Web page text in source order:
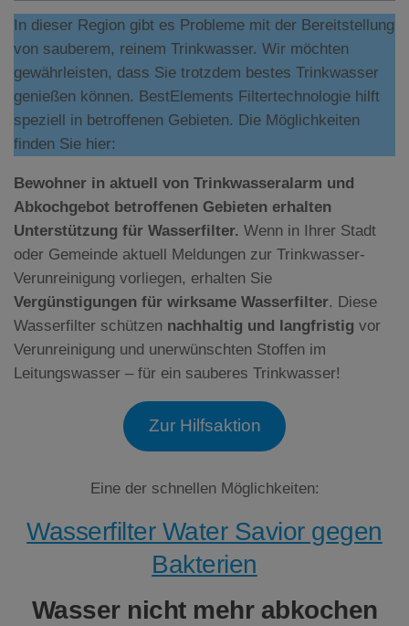
In dieser Region gibt es Probleme mit der Bereitstellung
von sauberem, reinem Trinkwasser. Wir möchten
gewährleisten, dass Sie trotzdem bestes Trinkwasser
genießen können. BestElements Filtertechnologie hilft
speziell in betroffenen Gebieten. Die Möglichkeiten
finden Sie hier:
Bewohner in aktuell von Trinkwasseralarm und
Abkochgebot betroffenen Gebieten erhalten
Unterstützung für Wasserfilter. Wenn in Ihrer Stadt
oder Gemeinde aktuell Meldungen zur Trinkwasser-
Verunreinigung vorliegen, erhalten Sie
Vergünstigungen für wirksame Wasserfilter. Diese
Wasserfilter schützen nachhaltig und langfristig vor
Verunreinigung und unerwünschten Stoffen im
Leitungswasser – für ein sauberes Trinkwasser!
Zur Hilfsaktion
Eine der schnellen Möglichkeiten:
Wasserfilter Water Savior gegen
Bakterien
Wasser nicht mehr abkochen